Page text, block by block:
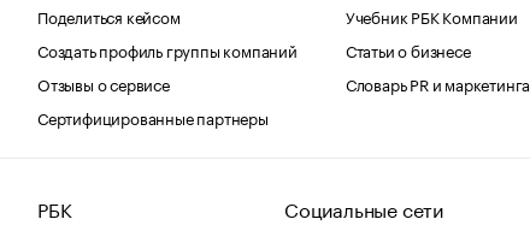
Поделиться кейсом
Создать профиль группы компаний
Отзывы о сервисе
Сертифицированные партнеры
Учебник РБК Компании
Статьи о бизнесе
Словарь PR и маркетинга
РБК Социальные сети